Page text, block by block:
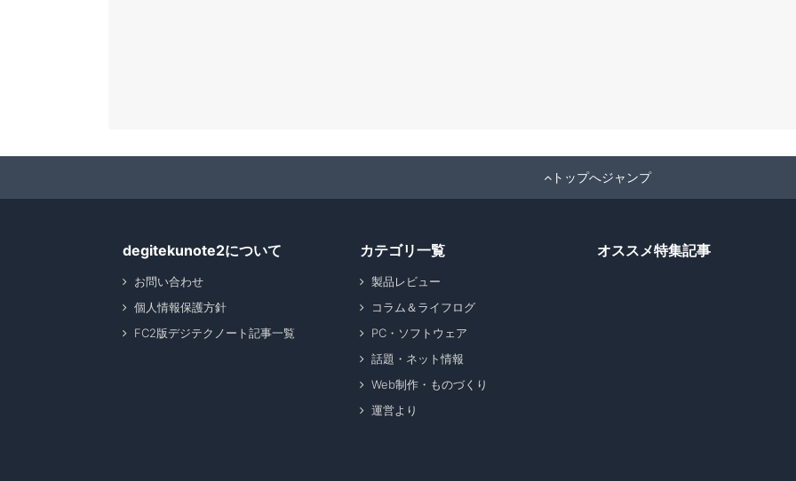
トップへジャンプ
degitekunote2について
お問い合わせ
個人情報保護方針
FC2版デジテクノート記事一覧
カテゴリ一覧
製品レビュー
コラム＆ライフログ
PC・ソフトウェア
話題・ネット情報
Web制作・ものづくり
運営より
オススメ特集記事